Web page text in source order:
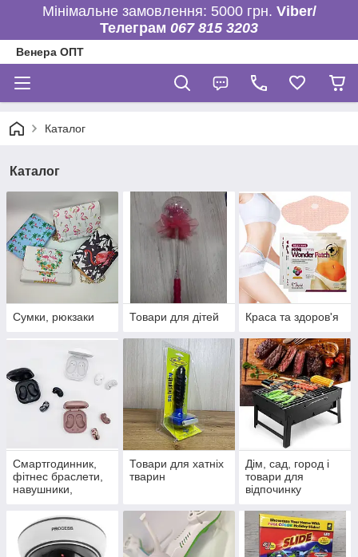
Мінімальне замовлення: 5000 грн. Viber/
Телеграм 067 815 3203
Венера ОПТ
Каталог
Каталог
Сумки, рюкзаки Товари для дітей Краса та здоров'я
Смартгодинник,
фітнес браслети,
навушники,
колонки
Товари для хатніх
тварин
Дім, сад, город і
товари для
відпочинку